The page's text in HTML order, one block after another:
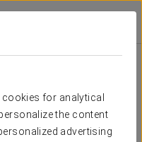
for analytical
the content
advertising
комфорт и